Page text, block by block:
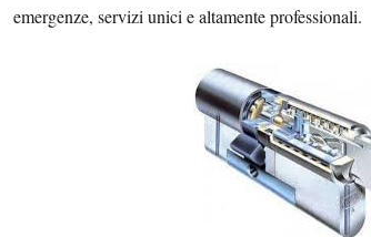
emergenze, servizi unici e altamente professionali.